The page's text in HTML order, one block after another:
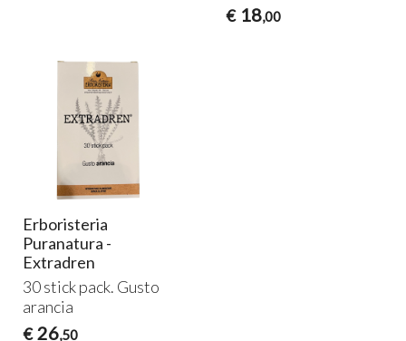
€ 18,00
Erboristeria
Puranatura -
Extradren
30 stick pack. Gusto
arancia
€ 26,50